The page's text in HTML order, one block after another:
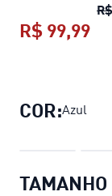
R$ 99,99
COR:Azul
TAMANHO